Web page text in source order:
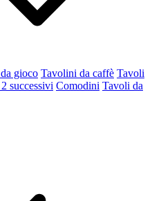
gioco Tavolini da caffè Tavoli
successivi Comodini Tavoli da